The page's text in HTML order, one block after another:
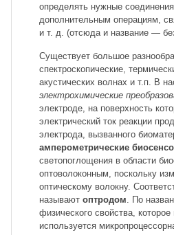
определять нужные
дополнительным операциям,
и т. д. (отсюда и название —
Существует большое
спектроскопические,
акустических волнах и т.п. В
электрохимические
электроде, на поверхность
электрический ток реакции
электрода, вызванного
амперометрические
светопоглощения в области
оптоволоконным, поскольку
оптическому волокну.
называют оптродом. По
физического свойства,
используется